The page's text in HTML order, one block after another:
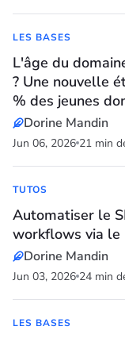
LES BASES
L'âge du
? Une nouvelle
% des jeunes
Dorine Mandin
Jun 06, 2026 21 min
TUTOS
Automatiser le
workflows via le
Dorine Mandin
Jun 03, 2026 24 min
LES BASES